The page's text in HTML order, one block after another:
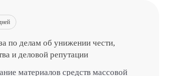
по делам об унижении чести,
и деловой репутации
материалов средств массовой